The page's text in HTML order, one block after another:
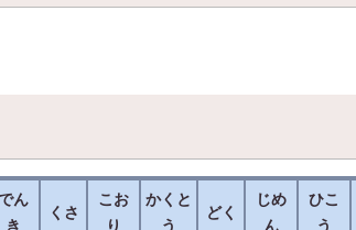
ん
き
くさ
こお
り
かくと
う
どく
じめ
ん
ひこ
う